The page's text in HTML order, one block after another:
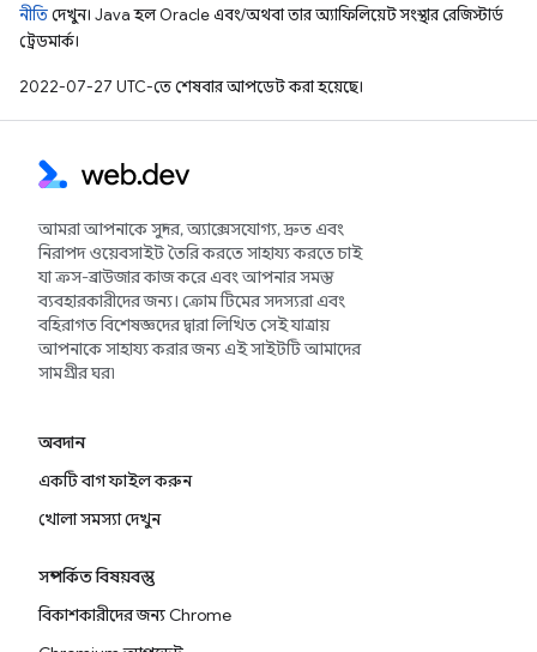
নীতিদেখুন। Java হল Oracle এবং/অথবা তার অ্যাফিলিয়েট সংস্থার রেজিস্টার্ড
ট্রেডমার্ক।
2022-07-27 UTC-তে শেষবার আপডেট করা হয়েছে।
আমরা আপনাকে সুন্দর, অ্যাক্সেসযোগ্য, দ্রুত এবং
নিরাপদ ওয়েবসাইট তৈরি করতে সাহায্য করতে চাই
যা ক্রস-ব্রাউজার কাজ করে এবং আপনার সমস্ত
ব্যবহারকারীদের জন্য। ক্রোম টিমের সদস্যরা এবং
বহিরাগত বিশেষজ্ঞদের দ্বারা লিখিত সেই যাত্রায়
আপনাকে সাহায্য করার জন্য এই সাইটটি আমাদের
সামগ্রীর ঘর৷
অবদান
একটি বাগ ফাইল করুন
খোলা সমস্যা দেখুন
সম্পর্কিত বিষয়বস্তু
বিকাশকারীদের জন্য Chrome